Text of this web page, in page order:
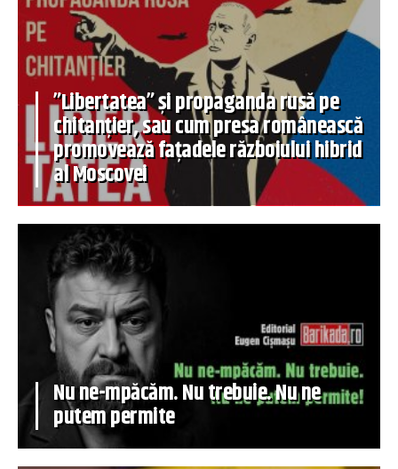
”Libertatea” și propaganda rusă pe
chitanțier, sau cum presa românească
promovează fațadele războiului hibrid
al Moscovei
Nu ne-mpăcăm. Nu trebuie. Nu ne
putem permite